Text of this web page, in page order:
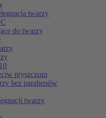
twarzy
do twarzy
pryszczom
bez parabenów
twarzy